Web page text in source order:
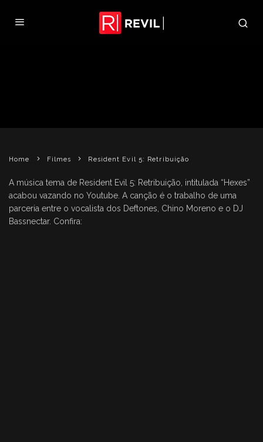
Home
Filmes Resident Evil 5: Retribuição
A música tema de Resident Evil 5: Retribuição, intitulada “Hexes”
acabou vazando no Youtube. A canção é o trabalho de uma
parceria entre o vocalista dos Deftones, Chino Moreno e o DJ
Bassnectar. Confira: